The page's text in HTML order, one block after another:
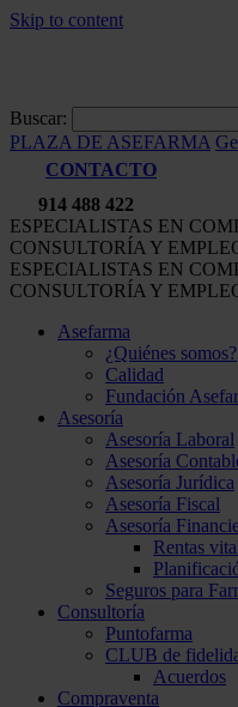
Skip to content
Buscar:
PLAZA DE ASEFARMA
CONTACTO
914 488 422
ESPECIALISTAS EN
CONSULTORÍA Y
ESPECIALISTAS EN
CONSULTORÍA Y
Asefarma
¿Quiénes somos?
Calidad
Fundación
Asesoría
Asesoría Laboral
Asesoría
Asesoría Jurídica
Asesoría Fiscal
Asesoría
Rentas
Seguros para
Consultoría
Puntofarma
CLUB de
Acuerdos
Compraventa